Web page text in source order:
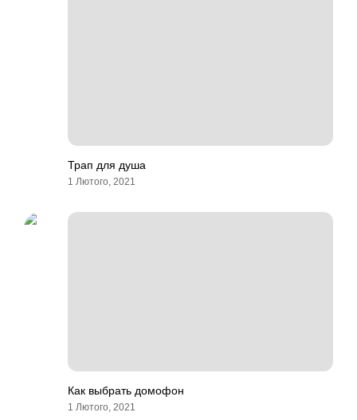
Трап для душа
1 Лютого, 2021
Как выбрать домофон
1 Лютого, 2021